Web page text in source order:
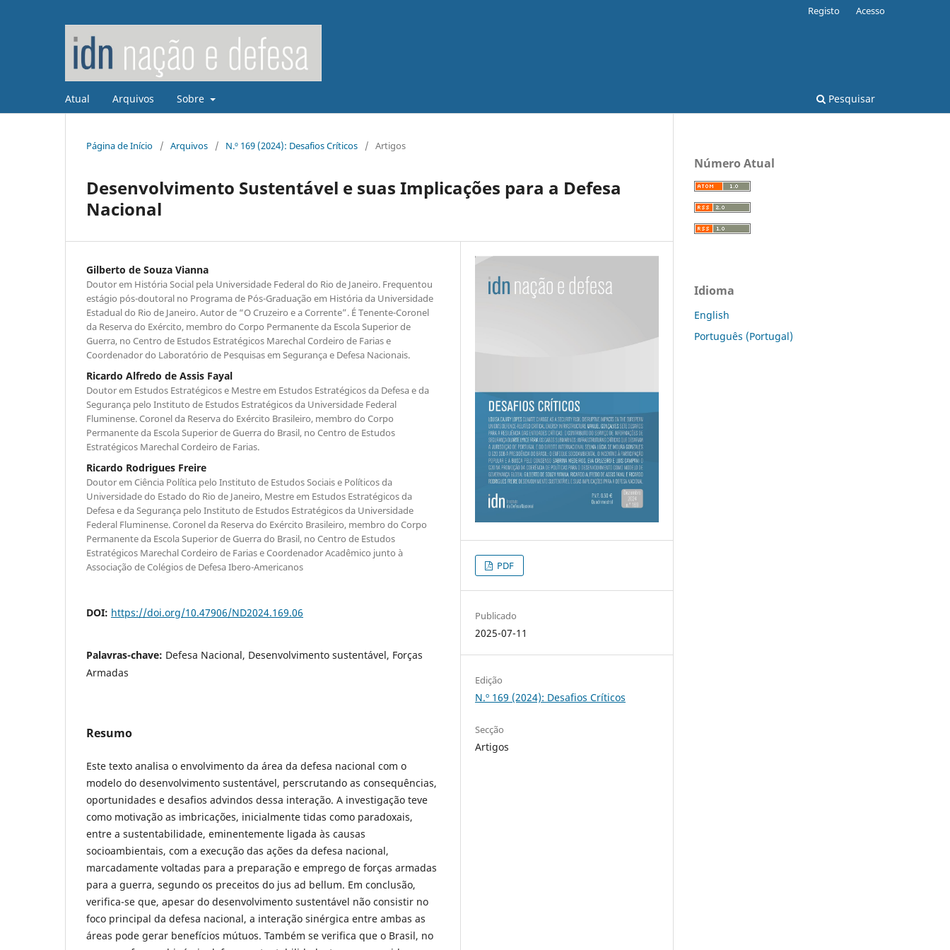
Atual Arquivos Sobre Pesquisar
Registo Acesso
Página de Início / Arquivos / N.º 169 (2024): Desafios Críticos / Artigos
Desenvolvimento Sustentável e suas Implicações para a Defesa
Nacional
Gilberto de Souza Vianna
Doutor em História Social pela Universidade Federal do Rio de Janeiro. Frequentou
estágio pós-doutoral no Programa de Pós-Graduação em História da Universidade
Estadual do Rio de Janeiro. Autor de “O Cruzeiro e a Corrente”. É Tenente-Coronel
da Reserva do Exército, membro do Corpo Permanente da Escola Superior de
Guerra, no Centro de Estudos Estratégicos Marechal Cordeiro de Farias e
Coordenador do Laboratório de Pesquisas em Segurança e Defesa Nacionais.
Ricardo Alfredo de Assis Fayal
Doutor em Estudos Estratégicos e Mestre em Estudos Estratégicos da Defesa e da
Segurança pelo Instituto de Estudos Estratégicos da Universidade Federal
Fluminense. Coronel da Reserva do Exército Brasileiro, membro do Corpo
Permanente da Escola Superior de Guerra do Brasil, no Centro de Estudos
Estratégicos Marechal Cordeiro de Farias.
Ricardo Rodrigues Freire
Doutor em Ciência Política pelo Instituto de Estudos Sociais e Políticos da
Universidade do Estado do Rio de Janeiro, Mestre em Estudos Estratégicos da
Defesa e da Segurança pelo Instituto de Estudos Estratégicos da Universidade
Federal Fluminense. Coronel da Reserva do Exército Brasileiro, membro do Corpo
Permanente da Escola Superior de Guerra do Brasil, no Centro de Estudos
Estratégicos Marechal Cordeiro de Farias e Coordenador Acadêmico junto à
Associação de Colégios de Defesa Ibero-Americanos
DOI: https://doi.org/10.47906/ND2024.169.06
Palavras-chave: Defesa Nacional, Desenvolvimento sustentável, Forças
Armadas
Resumo
Este texto analisa o envolvimento da área da defesa nacional com o
modelo do desenvolvimento sustentável, perscrutando as consequências,
oportunidades e desafios advindos dessa interação. A investigação teve
como motivação as imbricações, inicialmente tidas como paradoxais,
entre a sustentabilidade, eminentemente ligada às causas
socioambientais, com a execução das ações da defesa nacional,
marcadamente voltadas para a preparação e emprego de forças armadas
para a guerra, segundo os preceitos do jus ad bellum. Em conclusão,
verifica-se que, apesar do desenvolvimento sustentável não consistir no
foco principal da defesa nacional, a interação sinérgica entre ambas as
áreas pode gerar benefícios mútuos. Também se verifica que o Brasil, no
PDF
Publicado
2025-07-11
Edição
N.º 169 (2024): Desafios Críticos
Secção
Artigos
Número Atual
Idioma
English
Português (Portugal)